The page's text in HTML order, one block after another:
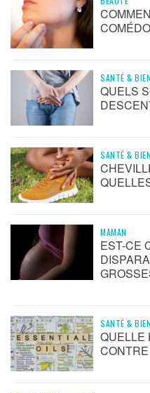
SANTÉ &
QUELS
SANTÉ &
MAMAN
EST-CE
SANTÉ &
QUELLE